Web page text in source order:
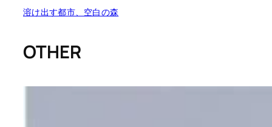
溶け出す都市、空白の森
OTHER